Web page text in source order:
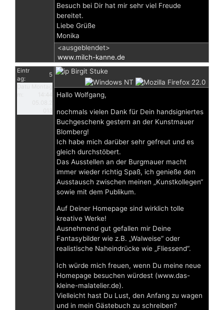
Besuch bei Dir hat mir sehr viel Freude
bereitet.
Liebe Grüße
Monika
<ausgeblendet>
www.milch-kanne.de
Eintr
ag:
5
Birgit Stuke
Hallo Wolfgang,
nochmals vielen Dank für Dein handsigniertes
Buchgeschenk gestern an der Kunstmauer
Blomberg!
Ich habe mich darüber sehr gefreut und es
gleich durchstöbert.
Das Ausstellen an der Burgmauer macht
immer wieder richtig Spaß, ich genieße den
Ausstausch zwischen meinen „Kunstkollegen“
sowie mit dem Publikum.
Auf Deiner Homepage sind wirklich tolle
kreative Werke!
Ausnehmend gut gefallen mir Deine
Fantasybilder wie z.B. „Walweise“ oder
realistische Naheindrücke wie „Fliessend“.
Ich würde mich freuen, wenn Du meine neue
Homepage besuchen würdest (www.das-
kleine-malatelier.de).
Vielleicht hast Du Lust, den Anfang zu wagen
und in mein Gästebuch zu schreiben?